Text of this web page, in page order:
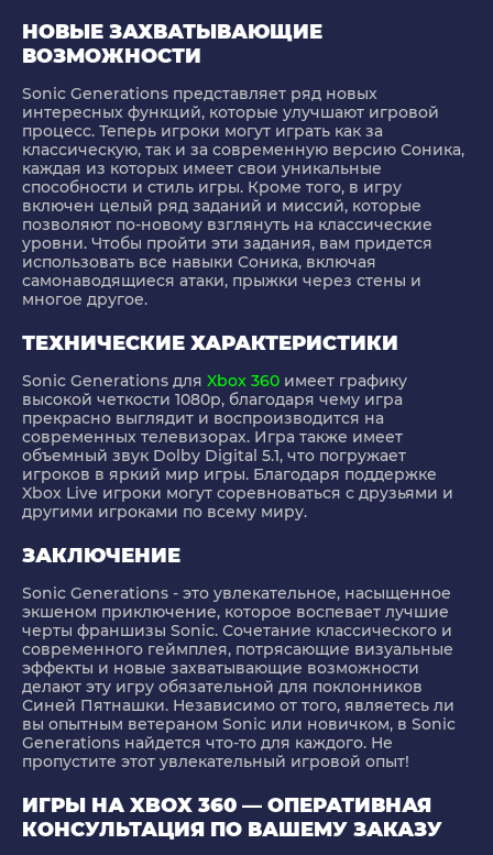
НОВЫЕ ЗАХВАТЫВАЮЩИЕ
ВОЗМОЖНОСТИ
Sonic Generations представляет ряд новых
интересных функций, которые улучшают игровой
процесс. Теперь игроки могут играть как за
классическую, так и за современную версию Соника,
каждая из которых имеет свои уникальные
способности и стиль игры. Кроме того, в игру
включен целый ряд заданий и миссий, которые
позволяют по-новому взглянуть на классические
уровни. Чтобы пройти эти задания, вам придется
использовать все навыки Соника, включая
самонаводящиеся атаки, прыжки через стены и
многое другое.
ТЕХНИЧЕСКИЕ ХАРАКТЕРИСТИКИ
Sonic Generations для Xbox 360 имеет графику
высокой четкости 1080p, благодаря чему игра
прекрасно выглядит и воспроизводится на
современных телевизорах. Игра также имеет
объемный звук Dolby Digital 5.1, что погружает
игроков в яркий мир игры. Благодаря поддержке
Xbox Live игроки могут соревноваться с друзьями и
другими игроками по всему миру.
ЗАКЛЮЧЕНИЕ
Sonic Generations - это увлекательное, насыщенное
экшеном приключение, которое воспевает лучшие
черты франшизы Sonic. Сочетание классического и
современного геймплея, потрясающие визуальные
эффекты и новые захватывающие возможности
делают эту игру обязательной для поклонников
Синей Пятнашки. Независимо от того, являетесь ли
вы опытным ветераном Sonic или новичком, в Sonic
Generations найдется что-то для каждого. Не
пропустите этот увлекательный игровой опыт!
ИГРЫ НА XBOX 360 — ОПЕРАТИВНАЯ
КОНСУЛЬТАЦИЯ ПО ВАШЕМУ ЗАКАЗУ